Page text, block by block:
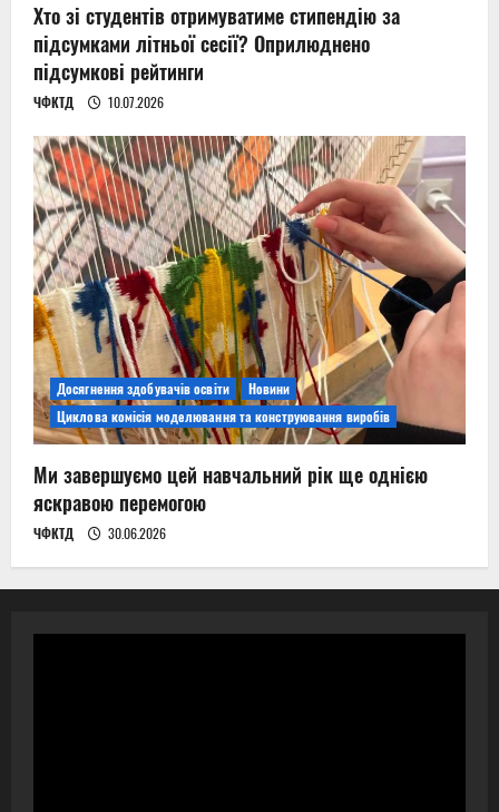
Хто зі студентів отримуватиме стипендію за
підсумками літньої сесії? Оприлюднено
підсумкові рейтинги
ЧФКТД 10.07.2026
Досягнення здобувачів освіти
Новини
Циклова комісія моделювання та конструювання виробів
Ми завершуємо цей навчальний рік ще однією
яскравою перемогою
ЧФКТД 30.06.2026